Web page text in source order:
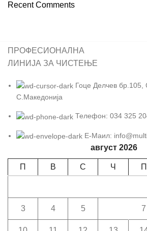
Recent Comments
ПРОФЕСИОНАЛНА
ЛИНИЈА ЗА ЧИСТЕЊЕ
Гоце Делчев бр.105,
С.Македонија
Телефон: 034 325
Е-Маил:
август 2026
П В С Ч П
3 4 5 7